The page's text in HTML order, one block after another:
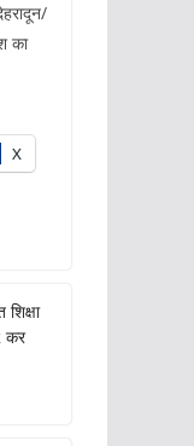
का
X
कर